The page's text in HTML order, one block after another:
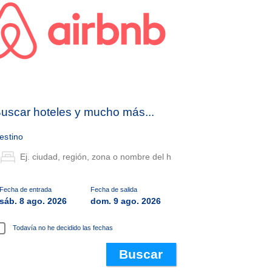
hoteles y mucho más...
de entrada
8 ago. 2026
Fecha de salida
dom. 9 ago. 2026
Todavía no he decidido las fechas